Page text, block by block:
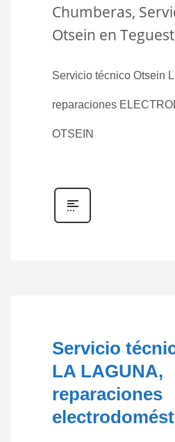
Chumberas,
Otsein en
Servicio técnico Otsein
reparaciones
OTSEIN
Servicio
LA LAGUNA,
reparaciones